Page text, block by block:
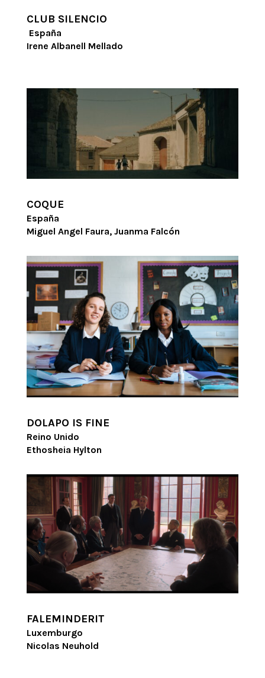
CLUB SILENCIO
España
Irene Albanell Mellado
COQUE
España
Miguel Angel Faura, Juanma Falcón
DOLAPO IS FINE
Reino Unido
Ethosheia Hylton
FALEMINDERIT
Luxemburgo
Nicolas Neuhold